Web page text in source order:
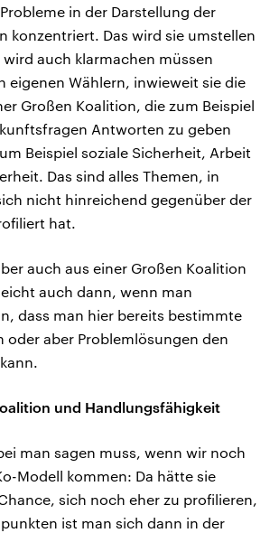
in der Darstellung der
konzentriert. Das wird sie umstellen
auch klarmachen müssen
eigenen Wählern, inwieweit sie die
Großen Koalition, die zum Beispiel
Antworten zu geben
Beispiel soziale Sicherheit, Arbeit
Das sind alles Themen, in
nicht hinreichend gegenüber der
hat.
auch aus einer Großen Koalition
auch dann, wenn man
dass man hier bereits bestimmte
oder aber Problemlösungen den
und Handlungsfähigkeit
man sagen muss, wenn wir noch
Modell kommen: Da hätte sie
sich noch eher zu profilieren,
ist man sich dann in der